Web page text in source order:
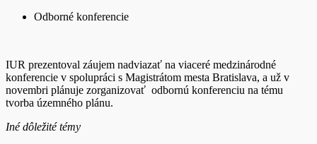
Odborné konferencie
IUR prezentoval záujem nadviazať na viaceré medzinárodné
konferencie v spolupráci s Magistrátom mesta Bratislava, a už v
novembri plánuje zorganizovať odbornú konferenciu na tému
tvorba územného plánu.
Iné dôležité témy